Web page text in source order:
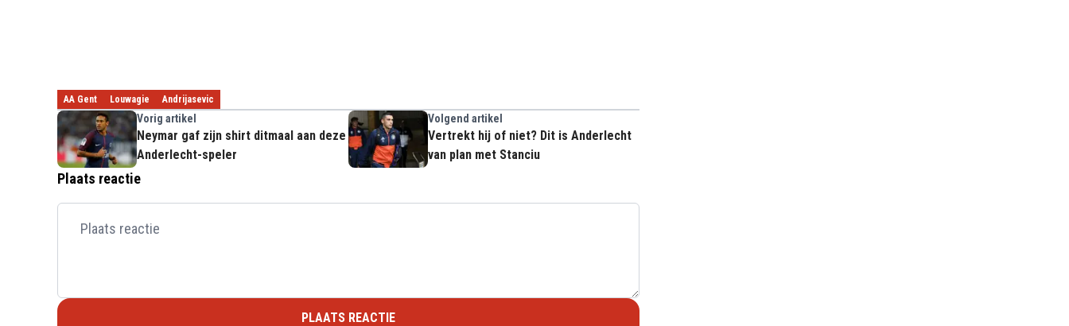
AA Gent Louwagie Andrijasevic
Vorig artikel
Neymar gaf zijn shirt ditmaal aan deze
Anderlecht-speler
Volgend artikel
Vertrekt hij of niet? Dit is Anderlecht
van plan met Stanciu
Plaats reactie
PLAATS REACTIE